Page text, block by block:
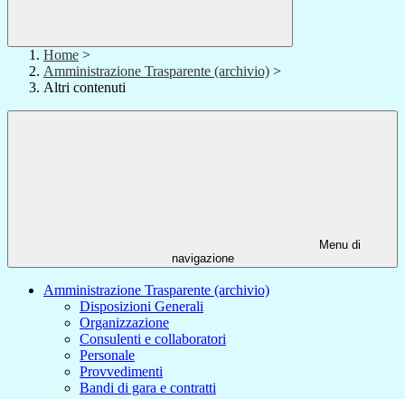
Home >
Amministrazione Trasparente (archivio) >
Altri contenuti
Menu di
navigazione
Amministrazione Trasparente (archivio)
Disposizioni Generali
Organizzazione
Consulenti e collaboratori
Personale
Provvedimenti
Bandi di gara e contratti